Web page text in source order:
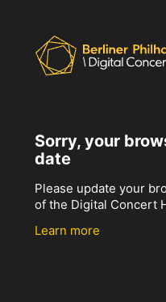
Sorry, your
date
Please update your
of the Digital Concert
Learn more